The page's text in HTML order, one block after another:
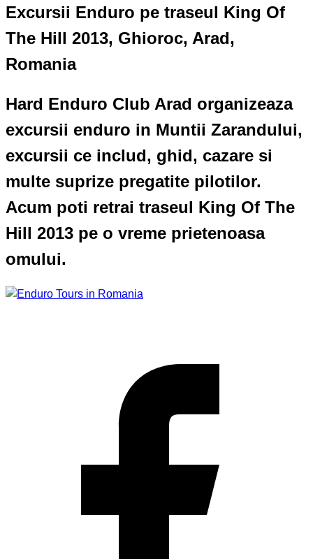
Excursii Enduro pe traseul King Of
The Hill 2013, Ghioroc, Arad,
Romania
Hard Enduro Club Arad organizeaza
excursii enduro in Muntii Zarandului,
excursii ce includ, ghid, cazare si
multe suprize pregatite pilotilor.
Acum poti retrai traseul King Of The
Hill 2013 pe o vreme prietenoasa
omului.